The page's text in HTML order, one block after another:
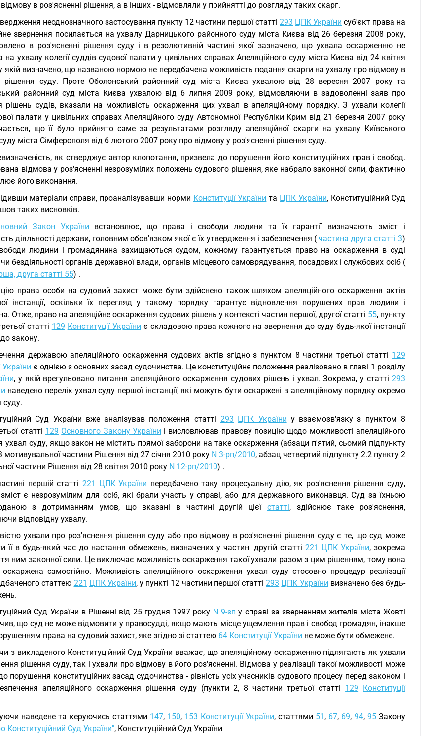
в роз'ясненні рішення, а в інших - відмовляли у прийнятті до розгляду таких скарг.
неоднозначного застосування пункту 12 частини першої статті 293 ЦПК України суб'єкт права на
звернення посилається на ухвалу Дарницького районного суду міста Києва від 26 березня 2008 року,
в роз'ясненні рішення суду і в резолютивній частині якої зазначено, що ухвала оскарженню не
на ухвалу колегії суддів судової палати у цивільних справах Апеляційного суду міста Києва від 24 квітня
якій визначено, що названою нормою не передбачена можливість подання скарги на ухвалу про відмову в
рішення суду. Проте Оболонський районний суд міста Києва ухвалою від 28 вересня 2007 року та
районний суд міста Києва ухвалою від 6 липня 2009 року, відмовляючи в задоволенні заяв про
рішень судів, вказали на можливість оскарження цих ухвал в апеляційному порядку. З ухвали колегії
палати у цивільних справах Апеляційного суду Автономної Республіки Крим від 21 березня 2007 року
що її було прийнято саме за результатами розгляду апеляційної скарги на ухвалу Київського
міста Сімферополя від 6 лютого 2007 року про відмову у роз'ясненні рішення суду.
як стверджує автор клопотання, призвела до порушення його конституційних прав і свобод.
відмова у роз'ясненні незрозумілих положень судового рішення, яке набрало законної сили, фактично
його виконання.
матеріали справи, проаналізувавши норми Конституції України та ЦПК України, Конституційний Суд
таких висновків.
Закон України встановлює, що права і свободи людини та їх гарантії визначають зміст і
діяльності держави, головним обов'язком якої є їх утвердження і забезпечення ( частина друга статті 3)
людини і громадянина захищаються судом, кожному гарантується право на оскарження в суді
бездіяльності органів державної влади, органів місцевого самоврядування, посадових і службових осіб (
друга статті 55) .
права особи на судовий захист може бути здійснено також шляхом апеляційного оскарження актів
інстанції, оскільки їх перегляд у такому порядку гарантує відновлення порушених прав людини і
Отже, право на апеляційне оскарження судових рішень у контексті частин першої, другої статті 55, пункту
статті 129 Конституції України є складовою права кожного на звернення до суду будь-якої інстанції
закону.
державою апеляційного оскарження судових актів згідно з пунктом 8 частини третьої статті 129
України є однією з основних засад судочинства. Це конституційне положення реалізовано в главі 1 розділу
, у якій врегульовано питання апеляційного оскарження судових рішень і ухвал. Зокрема, у статті 293
наведено перелік ухвал суду першої інстанції, які можуть бути оскаржені в апеляційному порядку окремо
суду.
Суд України вже аналізував положення статті 293 ЦПК України у взаємозв'язку з пунктом 8
статті 129 Основного Закону України і висловлював правову позицію щодо можливості апеляційного
ухвал суду, якщо закон не містить прямої заборони на таке оскарження (абзаци п'ятий, сьомий підпункту
мотивувальної частини Рішення від 27 січня 2010 року N 3-рп/2010, абзац четвертий підпункту 2.2 пункту 2
частини Рішення від 28 квітня 2010 року N 12-рп/2010) .
першій статті 221 ЦПК України передбачено таку процесуальну дію, як роз'яснення рішення суду,
є незрозумілим для осіб, які брали участь у справі, або для державного виконавця. Суд за їхньою
з дотриманням умов, що вказані в частині другій цієї статті, здійснює таке роз'яснення,
відповідну ухвалу.
ухвали про роз'яснення рішення суду або про відмову в роз'ясненні рішення суду є те, що суд може
її в будь-який час до настання обмежень, визначених у частині другій статті 221 ЦПК України, зокрема
ним законної сили. Це виключає можливість оскарження такої ухвали разом з цим рішенням, тому вона
самостійно. Можливість апеляційного оскарження ухвал суду стосовно процедур реалізації
статтею 221 ЦПК України, у пункті 12 частини першої статті293 ЦПК України визначено без будь-
Суд України в Рішенні від 25 грудня 1997 року N 9-зп у справі за зверненням жителів міста Жовті
що суд не може відмовити у правосудді, якщо мають місце ущемлення прав і свобод громадян, інакше
права на судовий захист, яке згідно зі статтею 64 Конституції України не може бути обмежене.
з викладеного Конституційний Суд України вважає, що апеляційному оскарженню підлягають як ухвали
рішення суду, так і ухвали про відмову в його роз'ясненні. Відмова у реалізації такої можливості може
порушення конституційних засад судочинства - рівність усіх учасників судового процесу перед законом і
апеляційного оскарження рішення суду (пункти 2, 8 частини третьої статті 129 Конституції
наведене та керуючись статтями 147, 150, 153 Конституції України, статтями 51 , 67, 69, 94, 95Закону
Конституційний Суд України", Конституційний Суд України